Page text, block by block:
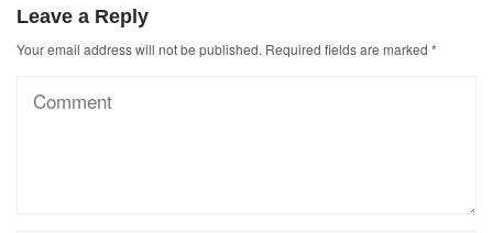
Leave a Reply
Your email address will not be published. Required fields are marked *